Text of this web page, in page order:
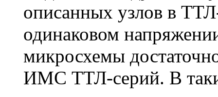
описанных узлов в
одинаковом
микросхемы
ИМС ТТЛ-серий. В